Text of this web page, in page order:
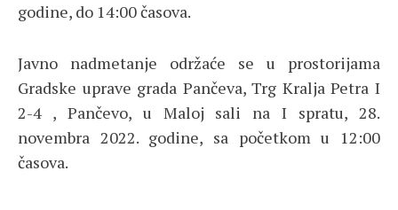
godine, do 14:00 časova.
Javno nadmetanje održaće se u prostorijama
Gradske uprave grada Pančeva, Trg Kralja Petra I
2-4 , Pančevo, u Maloj sali na I spratu, 28.
novembra 2022. godine, sa početkom u 12:00
časova.